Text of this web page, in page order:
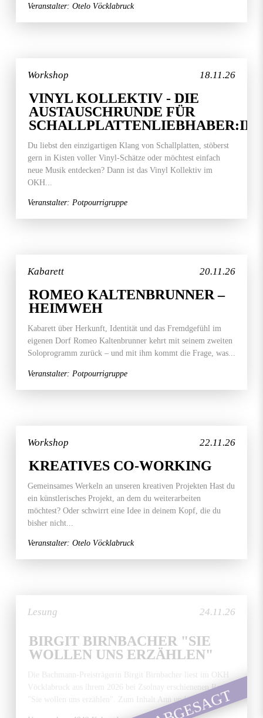
Veranstalter: Otelo Vöcklabruck
18.11.26
Workshop
VINYL KOLLEKTIV - DIE
AUSTAUSCHRUNDE FÜR
Du liebst den einzigartigen Klang von Schallplatten, stöberst
gern in Kisten voller Vinyl-Schätze oder möchtest einfach
neue Musik entdecken? Dann ist das Vinyl Kollektiv im
OKH...
Veranstalter: Potpourrigruppe
20.11.26
Kabarett
ROMEO KALTENBRUNNER –
HEIMWEH
Kabarett über Herkunft, Identität und das Fremdgefühl im
eigenen Dorf Romeo Kaltenbrunner kehrt mit seinem zweiten
Soloprogramm zurück – und mit ihm kommt die Frage, was...
Veranstalter: Potpourrigruppe
22.11.26
Workshop
KREATIVES CO-WORKING
Gemeinsames Werkeln an unseren kreativen Projekten Hast du
ein künstlerisches Projekt, an dem du weiterarbeiten
möchtest? Oder schwirrt eine Idee in deinem Kopf, die du
bisher nicht...
Veranstalter: Otelo Vöcklabruck
ABGESAGT
24.11.26
Lesung
BIRGIT BIRNBACHER "SIE
WOLLEN UNS ERZÄHLEN"
Die Bachmann-Preisträgerin Birgit Birnbacher liest im OKH
Vöcklabruck aus ihrem 2026 bei Zsolnay erschienenen Roman
"Sie wollen uns erzählen". Zum Inhalt Ann und ihr...